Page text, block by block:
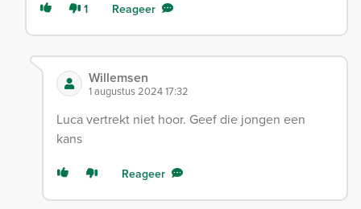
1 Reageer
Willemsen
1 augustus 2024 17:32
Luca vertrekt niet hoor. Geef die jongen een
kans
Reageer